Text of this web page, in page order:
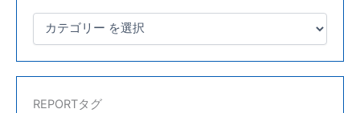
ま
た。
REPORTタグ